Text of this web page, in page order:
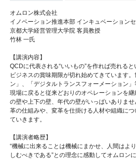
オムロン株式会社
イノベーション推進本部 インキュベーション
京都大学経営管理大学院 客員教授
竹林 一氏
【講演内容】
QCDに代表される“いいもの”を作れば売れる
ビジネスの賞味期限が切れ始めてきています
ン」、「デジタルトランスフォーメーション」
現場に戻ると従来どおりのオペレーションを
の壁や上下の壁、年代の壁がいっぱいありま
革の仕組みや、変革を仕掛ける人材や組織に
ていきます。
【講演者略歴】
“機械に出来ることは機械にまかせ、人間はよ
しむべきである”との理念に感動してオムロン